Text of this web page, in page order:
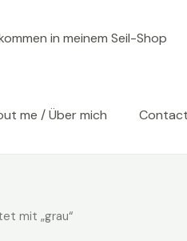
in meinem Seil-Shop
me / Über mich Contact
mit „grau“